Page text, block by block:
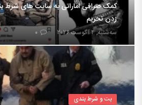
کمک صرافی اماراتی به سایت های شرط
زدن تحریم
سه‌شنبه, ۴ آگوست ۲۰۲۶ ۰
بت و شرط بندی